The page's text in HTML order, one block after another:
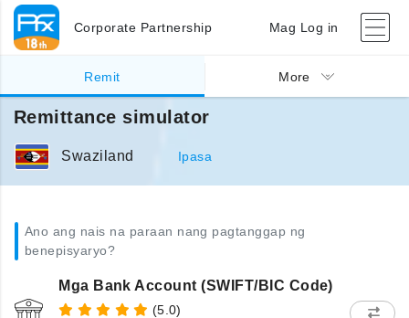
Corporate Partnership Mag Log in
Remit More
Remittance simulator
Swaziland Ipasa
Ano ang nais na paraan nang pagtanggap ng
benepisyaryo?
Mga Bank Account (SWIFT/BIC Code)
(5.0)